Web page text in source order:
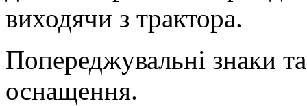
виходячи з трактора.
Попереджувальні знаки
оснащення.